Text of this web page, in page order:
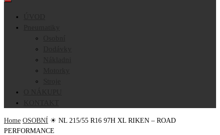
Home OSOBNÍ ☀ NL 215/55 R16 97H XL RIKEN – ROAD
PERFORMANCE